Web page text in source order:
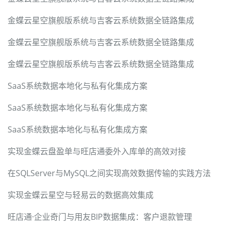
金蝶云星空旗舰版系统与吉客云系统数据全链路集成
金蝶云星空旗舰版系统与吉客云系统数据全链路集成
金蝶云星空旗舰版系统与吉客云系统数据全链路集成
SaaS系统数据本地化与私有化集成方案
SaaS系统数据本地化与私有化集成方案
SaaS系统数据本地化与私有化集成方案
实现金蝶云盘盈单与旺店通委外入库单的高效对接
在SQLServer与MySQL之间实现高效数据传输的实践方法
实现金蝶云星空与轻易云的数据高效集成
旺店通·企业奇门与用友BIP数据集成：客户退款管理